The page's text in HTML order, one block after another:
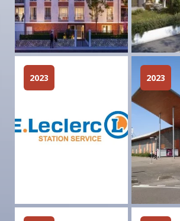
2023 2023